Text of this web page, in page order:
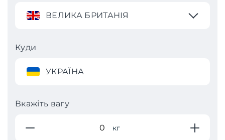
ВЕЛИКА БРИТАНІЯ
Куди
УКРАЇНА
Вкажіть вагу
кг